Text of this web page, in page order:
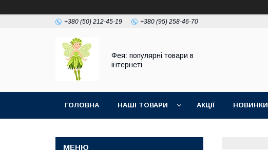
+380 (50) 212-45-19 +380 (95) 258-46-70
Фея: популярні товари в
інтернеті
ГОЛОВНА НАШІ ТОВАРИ АКЦІЇ НОВИНКИ